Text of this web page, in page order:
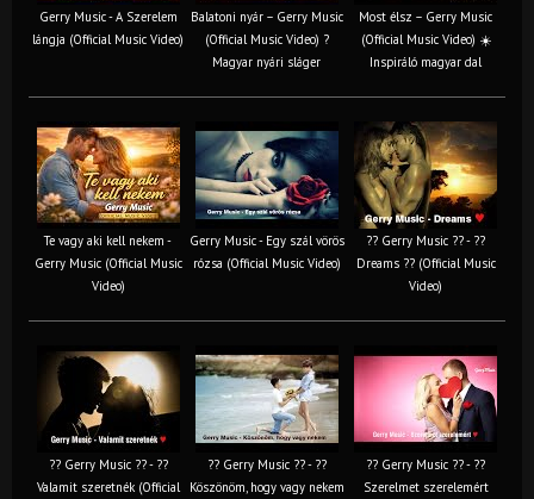
Gerry Music - A Szerelem
lángja (Official Music Video)
Balatoni nyár – Gerry Music
(Official Music Video) ?
Magyar nyári sláger
Most élsz – Gerry Music
(Official Music Video) ☀️
Inspiráló magyar dal
Te vagy aki kell nekem -
Gerry Music (Official Music
Video)
Gerry Music - Egy szál vörös
rózsa (Official Music Video)
?? Gerry Music ?? - ??
Dreams ?? (Official Music
Video)
?? Gerry Music ?? - ??
Valamit szeretnék (Official
?? Gerry Music ?? - ??
Köszönöm, hogy vagy nekem
?? Gerry Music ?? - ??
Szerelmet szerelemért